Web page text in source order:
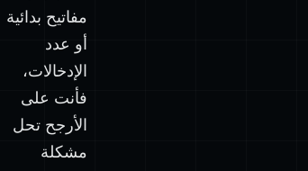
مفاتيح بدائية
أو عدد
الإدخالات،
فأنت على
الأرجح تحل
مشكلة